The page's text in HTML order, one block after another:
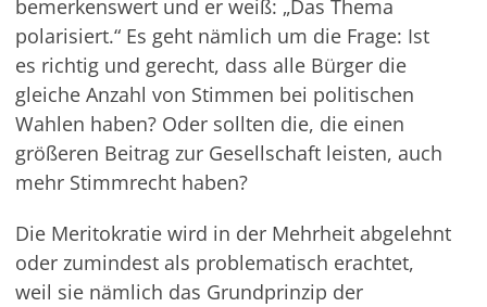
bemerkenswert und er weiß: „Das Thema
polarisiert.“ Es geht nämlich um die Frage: Ist
es richtig und gerecht, dass alle Bürger die
gleiche Anzahl von Stimmen bei politischen
Wahlen haben? Oder sollten die, die einen
größeren Beitrag zur Gesellschaft leisten, auch
mehr Stimmrecht haben?
Die Meritokratie wird in der Mehrheit abgelehnt
oder zumindest als problematisch erachtet,
weil sie nämlich das Grundprinzip der